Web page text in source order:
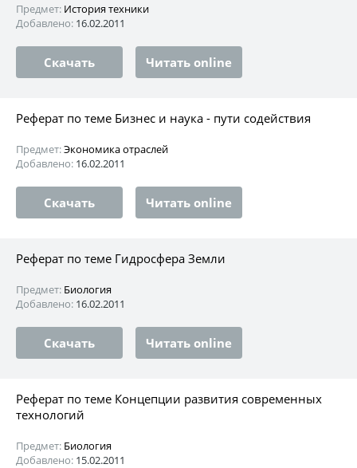
Предмет: История техники
Добавлено: 16.02.2011
Скачать Читать online
Реферат по теме Бизнес и наука - пути содействия
Предмет:Экономика отраслей
Добавлено: 16.02.2011
Скачать Читать online
Реферат по теме Гидросфера Земли
Предмет: Биология
Добавлено: 16.02.2011
Скачать Читать online
Реферат по теме Концепции развития современных
технологий
Предмет: Биология
Добавлено: 15.02.2011